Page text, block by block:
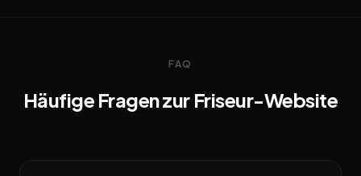
FAQ
Häufige Fragen zur Friseur-Website